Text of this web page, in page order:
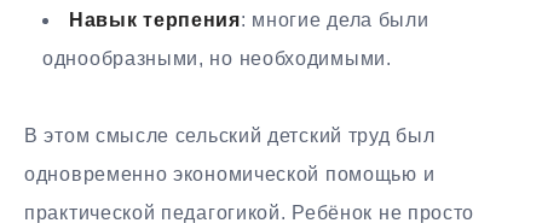
Навык терпения: многие дела были
однообразными, но необходимыми.
В этом смысле сельский детский труд был
одновременно экономической помощью и
практической педагогикой. Ребёнок не просто